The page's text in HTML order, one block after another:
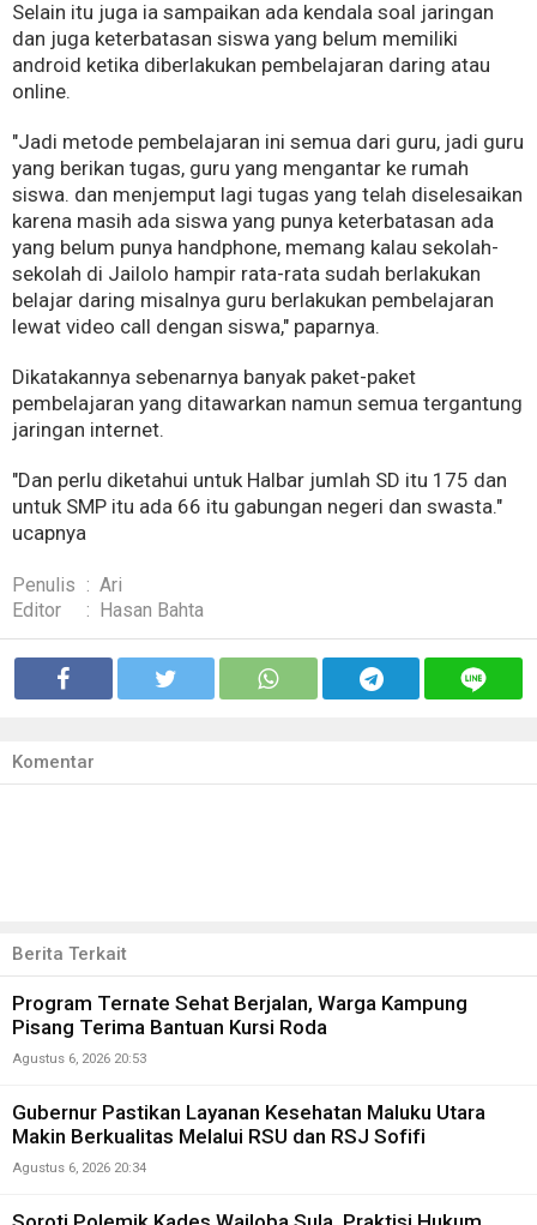
Selain itu juga ia sampaikan ada kendala soal jaringan
dan juga keterbatasan siswa yang belum memiliki
android ketika diberlakukan pembelajaran daring atau
online.
"Jadi metode pembelajaran ini semua dari guru, jadi guru
yang berikan tugas, guru yang mengantar ke rumah
siswa. dan menjemput lagi tugas yang telah diselesaikan
karena masih ada siswa yang punya keterbatasan ada
yang belum punya handphone, memang kalau sekolah-
sekolah di Jailolo hampir rata-rata sudah berlakukan
belajar daring misalnya guru berlakukan pembelajaran
lewat video call dengan siswa," paparnya.
Dikatakannya sebenarnya banyak paket-paket
pembelajaran yang ditawarkan namun semua tergantung
jaringan internet.
"Dan perlu diketahui untuk Halbar jumlah SD itu 175 dan
untuk SMP itu ada 66 itu gabungan negeri dan swasta."
ucapnya
Penulis : Ari
Editor
: Hasan Bahta
Komentar
Berita Terkait
Program Ternate Sehat Berjalan, Warga Kampung
Pisang Terima Bantuan Kursi Roda
Agustus 6, 2026 20:53
Gubernur Pastikan Layanan Kesehatan Maluku Utara
Makin Berkualitas Melalui RSU dan RSJ Sofifi
Agustus 6, 2026 20:34